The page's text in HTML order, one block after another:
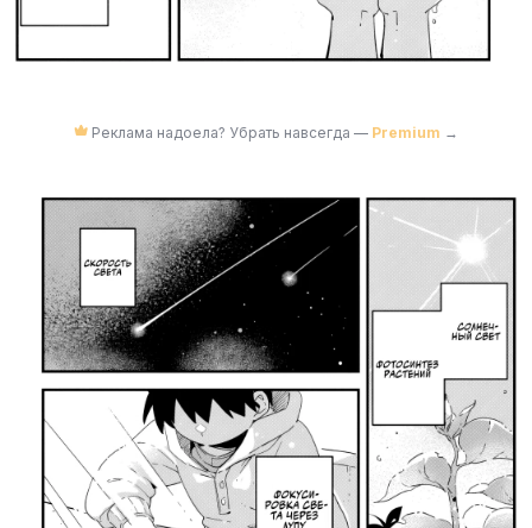
Реклама надоела? Убрать навсегда — Premium →